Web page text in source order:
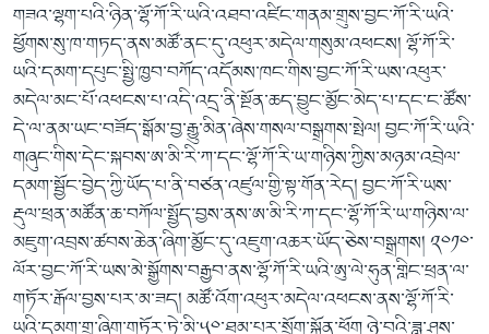
གཟའ་ལྷག་པའི་ཉིན་ལྷོ་ཀོ་རི་ཡའི་འཐབ་འཛིང་གནམ་གྲུས་བྱང་ཀོ་རི་ཡའི་
ཕྱོགས་སུ་ཁ་གཏད་ནས་མཚོ་ནང་དུ་འཕུར་མདེལ་གསུམ་འཕངས། ལྷོ་ཀོ་རི་
ཡའི་དམག་དཔུང་སྤྱི་ཁྱབ་བཀོད་འདོམས་ཁང་གིས་བྱང་ཀོ་རི་ཡས་འཕུར་
མདེལ་མང་པོ་འཕངས་པ་འདི་འདྲ་ནི་སྔོན་ཆད་བྱུང་མྱོང་མེད་པ་དང་ང་ཚོས་
དེ་ལ་ནམ་ཡང་བཟོད་སྒོམ་བྱ་རྒྱུ་མིན་ཞེས་གསལ་བསྒྲགས་སྤེལ། བྱང་ཀོ་རི་ཡའི་
གཞུང་གིས་དེང་སྐབས་ཨ་མི་རི་ཀ་དང་ལྷོ་ཀོ་རི་ཡ་གཉིས་ཀྱིས་མཉམ་འབྲེལ་
དམག་སྦྱོང་བྱེད་ཀྱི་ཡོད་པ་ནི་བཙན་འཛུལ་གྱི་སྟ་གོན་རེད། བྱང་ཀོ་རི་ཡས་
རྡུལ་ཕྲན་མཚོན་ཆ་བཀོལ་སྤྱོད་བྱས་ནས་ཨ་མི་རི་ཀ་དང་ལྷོ་ཀོ་རི་ཡ་གཉིས་ལ་
མཇུག་འབྲས་ཚབས་ཆེན་ཞིག་མྱོང་དུ་འཇུག་འཆར་ཡོད་ཅེས་བསྒྲགས། ༢༠༡༠་
ལོར་བྱང་ཀོ་རི་ཡས་མེ་སྒྱོགས་བརྒྱབ་ནས་ལྷོ་ཀོ་རི་ཡའི་ཨུ་ལེ་ཧུན་གླིང་ཕྲན་ལ་
གཏོར་རྒོལ་བྱས་པར་མ་ཟད། མཚོ་འོག་འཕུར་མདེལ་འཕངས་ནས་ལྷོ་ཀོ་རི་
ཡའི་དམག་གྲུ་ཞིག་གཏོར་ཏེ་མི་༥༠་ཐམ་པར་སྲོག་སྐྱོན་ཕོག ཉེ་བའི་ཟླ་ཤས་